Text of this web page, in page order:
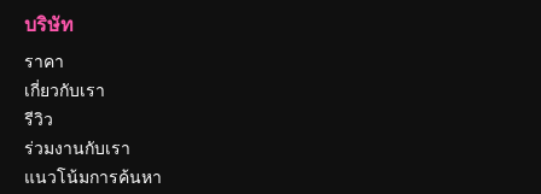
บริษัท
ราคา
เกี่ยวกับเรา
รีวิว
ร่วมงานกับเรา
แนวโน้มการค้นหา